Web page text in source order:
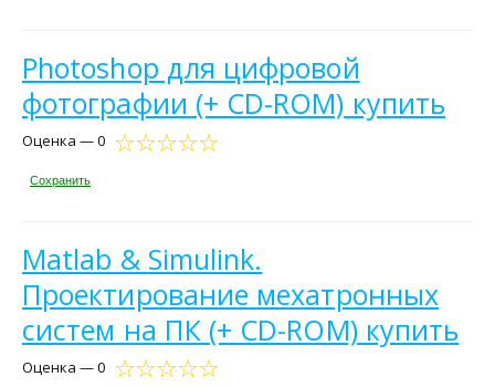
Photoshop для цифровой
фотографии (+ CD-ROM) купить
Оценка — 0
Сохранить
Matlab & Simulink.
Проектирование мехатронных
систем на ПК (+ CD-ROM) купить
Оценка — 0